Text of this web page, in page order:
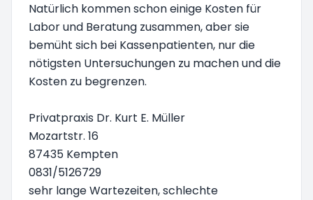
Natürlich kommen schon einige Kosten für
Labor und Beratung zusammen, aber sie
bemüht sich bei Kassenpatienten, nur die
nötigsten Untersuchungen zu machen und die
Kosten zu begrenzen.
Privatpraxis Dr. Kurt E. Müller
Mozartstr. 16
87435 Kempten
0831/5126729
sehr lange Wartezeiten, schlechte